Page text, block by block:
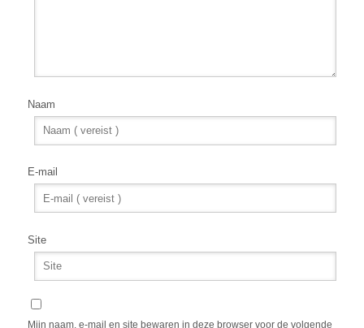
Naam
E-mail
Site
Mijn naam, e-mail en site bewaren in deze browser voor de volgende